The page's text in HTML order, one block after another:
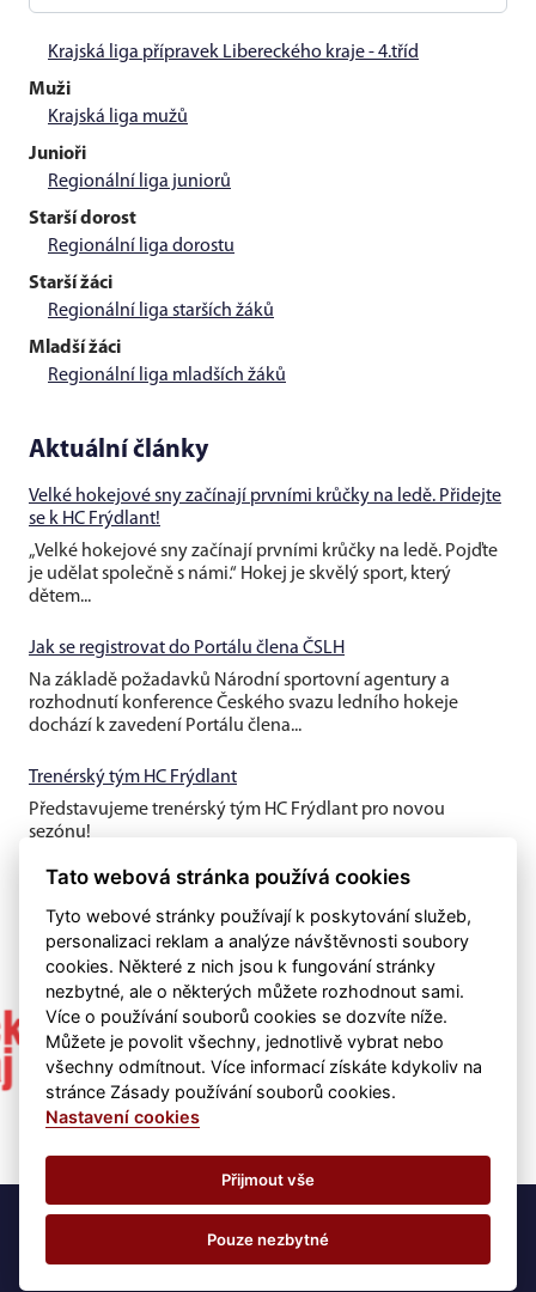
Krajská liga přípravek Libereckého kraje - 4.tříd
Muži
Krajská liga mužů
Junioři
Regionální liga juniorů
Starší dorost
Regionální liga dorostu
Starší žáci
Regionální liga starších žáků
Mladší žáci
Regionální liga mladších žáků
Aktuální články
Velké hokejové sny začínají prvními krůčky na ledě. Přidejte
se k HC Frýdlant!
„Velké hokejové sny začínají prvními krůčky na ledě. Pojďte
je udělat společně s námi.“ Hokej je skvělý sport, který
dětem...
Jak se registrovat do Portálu člena ČSLH
Na základě požadavků Národní sportovní agentury a
rozhodnutí konference Českého svazu ledního hokeje
dochází k zavedení Portálu člena...
Trenérský tým HC Frýdlant
Představujeme trenérský tým HC Frýdlant pro novou
sezónu!
©eSports s.r.o.& HC Frýdlant - kontakt:
info@hcfrydlant.org
Tato webová stránka používá cookies
Tyto webové stránky používají k poskytování služeb,
personalizaci reklam a analýze návštěvnosti soubory
cookies. Některé z nich jsou k fungování stránky
nezbytné, ale o některých můžete rozhodnout sami.
Více o používání souborů cookies se dozvíte níže.
Můžete je povolit všechny, jednotlivě vybrat nebo
všechny odmítnout. Více informací získáte kdykoliv na
stránce Zásady používání souborů cookies.
Nastavení cookies
Přijmout vše
Pouze nezbytné